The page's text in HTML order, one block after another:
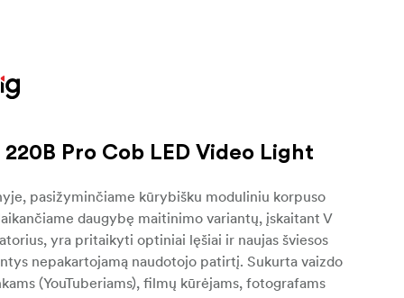
220B Pro Cob LED Video Light
pasižyminčiame kūrybišku moduliniu korpuso
daugybę maitinimo variantų, įskaitant V
yra pritaikyti optiniai lęšiai ir naujas šviesos
nepakartojamą naudotojo patirtį. Sukurta vaizdo
(YouTuberiams), filmų kūrėjams, fotografams